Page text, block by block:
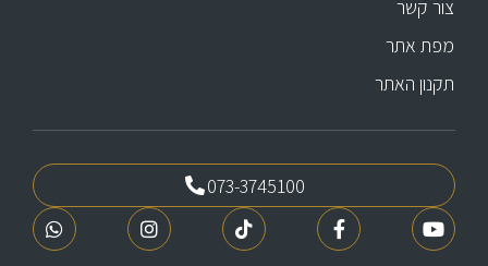
צור קשר
מפת אתר
תקנון האתר
073-3745100